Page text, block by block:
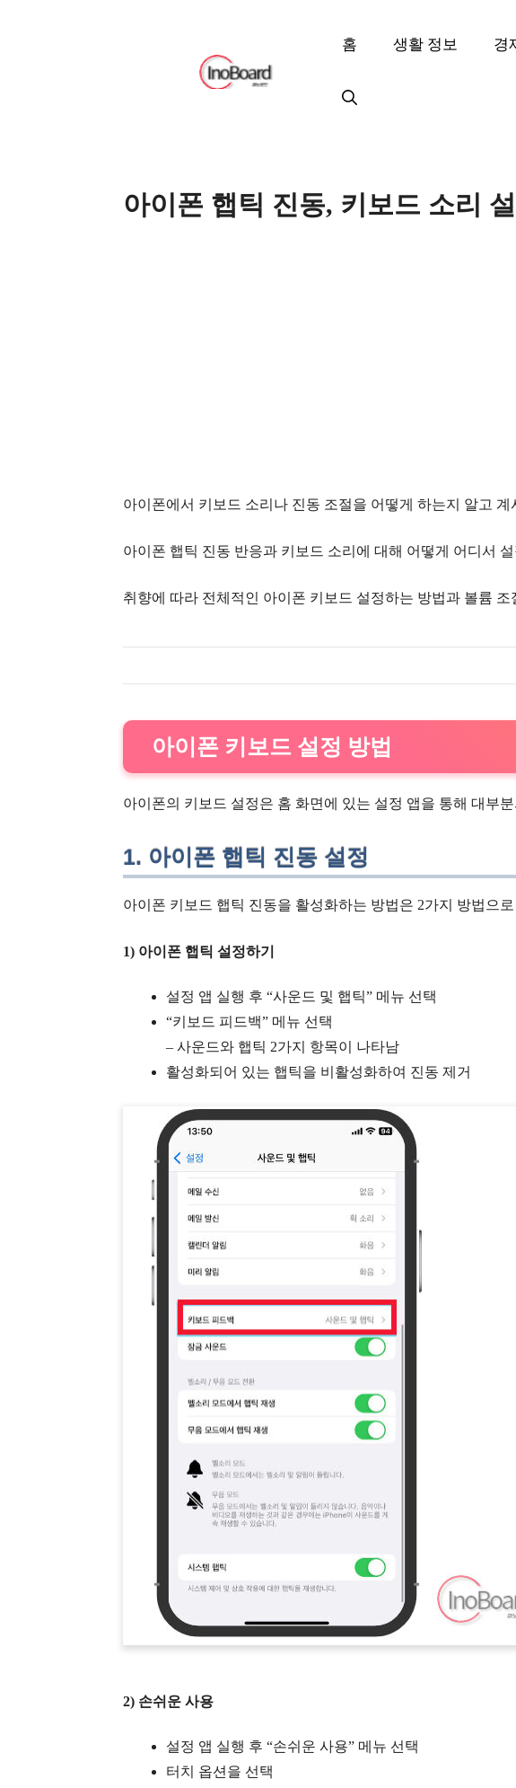
홈 생활 정보 경
아이폰 햅틱 진동, 키보드 소리
아이폰에서 키보드 소리나 진동 조절을 어떻게 하는지 알고 계
아이폰 햅틱 진동 반응과 키보드 소리에 대해 어떻게 어디서
취향에 따라 전체적인 아이폰 키보드 설정하는 방법과 볼륨
아이폰 키보드 설정 방법
아이폰의 키보드 설정은 홈 화면에 있는 설정 앱을 통해 대부
1. 아이폰 햅틱 진동 설정
아이폰 키보드 햅틱 진동을 활성화하는 방법은 2가지 방법으
1) 아이폰 햅틱 설정하기
설정 앱 실행 후 “사운드 및 햅틱” 메뉴 선택
“키보드 피드백” 메뉴 선택
– 사운드와 햅틱 2가지 항목이 나타남
활성화되어 있는 햅틱을 비활성화하여 진동 제거
2) 손쉬운 사용
설정 앱 실행 후 “손쉬운 사용” 메뉴 선택
터치 옵션을 선택